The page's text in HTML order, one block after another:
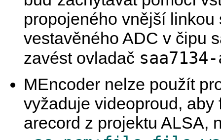
propojeného vnější
vestavěného ADC v čipu
zavést ovladač
MEncoder nelze použít
vyžaduje videoproud,
arecord z projektu ALSA,